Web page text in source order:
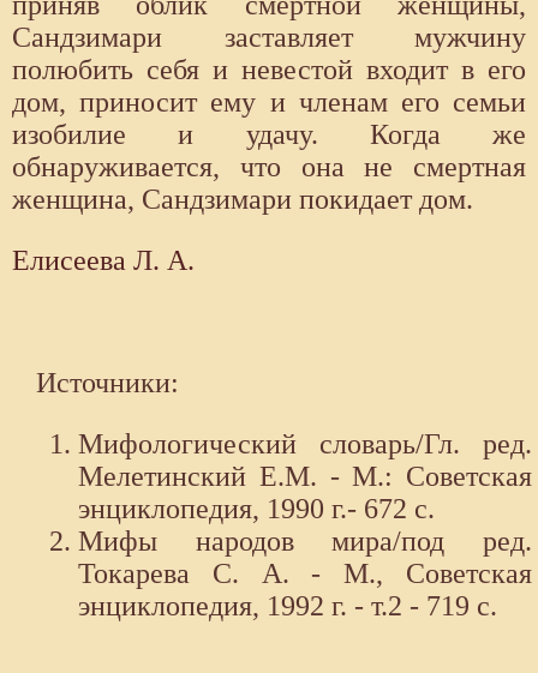
Сандзимари заставляет мужчину
полюбить себя и невестой входит в его
дом, приносит ему и членам его семьи
изобилие и удачу. Когда же
обнаруживается, что она не смертная
женщина, Сандзимари покидает дом.
Елисеева Л. А.
Источники:
Мифологический словарь/Гл. ред.
Мелетинский Е.М. - М.: Советская
энциклопедия, 1990 г.- 672 с.
Мифы народов мира/под ред.
Токарева С. А. - М., Советская
энциклопедия, 1992 г. - т.2 - 719 с.